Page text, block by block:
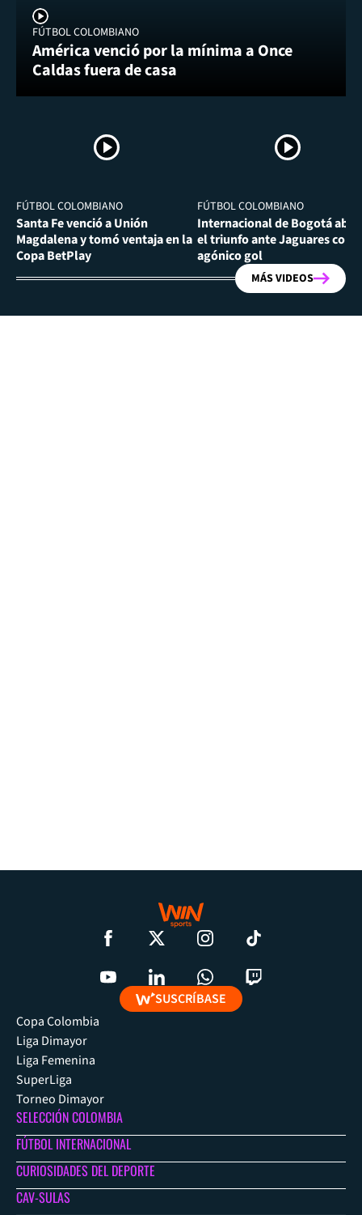
FÚTBOL COLOMBIANO
América venció por la mínima a Once
Caldas fuera de casa
FÚTBOL COLOMBIANO
Santa Fe venció a Unión
Magdalena y tomó ventaja en la
Copa BetPlay
FÚTBOL COLOMBIANO
Internacional de Bogotá
el triunfo ante Jaguares con
agónico gol
MÁS VIDEOS
SUSCRÍBASE
Copa Colombia
Liga Dimayor
Liga Femenina
SuperLiga
Torneo Dimayor
SELECCIÓN COLOMBIA
FÚTBOL INTERNACIONAL
CURIOSIDADES DEL DEPORTE
CAV-SULAS